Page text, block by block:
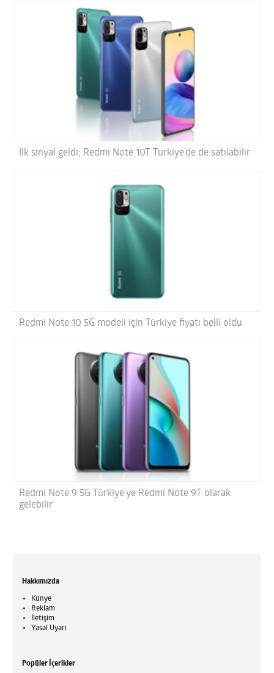
İlk sinyal geldi; Redmi Note 10T Türkiye’de de satılabilir
Redmi Note 10 5G modeli için Türkiye fiyatı belli oldu
Redmi Note 9 5G Türkiye’ye Redmi Note 9T olarak
gelebilir
Hakkımızda
Künye
Reklam
İletişim
Yasal Uyarı
Popüler İçerikler